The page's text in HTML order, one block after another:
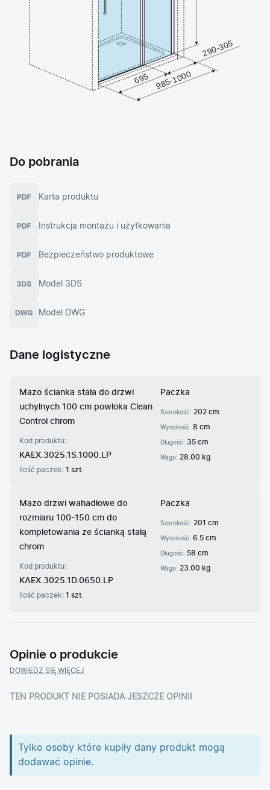
Do pobrania
Karta produktu
Instrukcja montażu i użytkowania
Bezpieczeństwo produktowe
Model 3DS
Model DWG
Dane logistyczne
Mazo ścianka stała do drzwi
uchylnych 100 cm powłoka Clean
Control chrom
Kod produktu:
KAEX.3025.1S.1000.LP
Ilość paczek: 1 szt.
Paczka
Szerokość:202 cm
Wysokość:8 cm
Długość: 35 cm
Waga:28.00 kg
Mazo drzwi wahadłowe do
rozmiaru 100-150 cm do
kompletowania ze ścianką stałą
chrom
Kod produktu:
KAEX.3025.1D.0650.LP
Ilość paczek: 1 szt.
Paczka
Szerokość:201 cm
Wysokość:6.5 cm
Długość: 58 cm
Waga:23.00 kg
Opinie o produkcie
DOWIEDZ SIĘ WIĘCEJ
TEN PRODUKT NIE POSIADA JESZCZE OPINII
Tylko osoby które kupiły dany produkt mogą
dodawać opinie.